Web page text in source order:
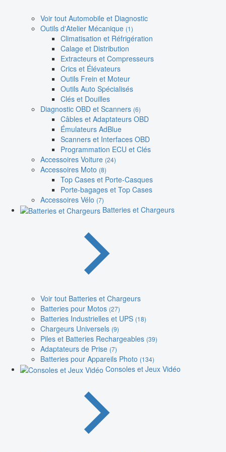
Voir tout Automobile et Diagnostic
Outils d'Atelier Mécanique (1)
Climatisation et Réfrigération
Calage et Distribution
Extracteurs et Compresseurs
Crics et Élévateurs
Outils Frein et Moteur
Outils Auto Spécialisés
Clés et Douilles
Diagnostic OBD et Scanners (6)
Câbles et Adaptateurs OBD
Émulateurs AdBlue
Scanners et Interfaces OBD
Programmation ECU et Clés
Accessoires Voiture (24)
Accessoires Moto (8)
Top Cases et Porte-Casques
Porte-bagages et Top Cases
Accessoires Vélo (7)
Batteries et Chargeurs
Voir tout Batteries et Chargeurs
Batteries pour Motos (27)
Batteries Industrielles et UPS (18)
Chargeurs Universels (9)
Piles et Batteries Rechargeables (39)
Adaptateurs de Prise (7)
Batteries pour Appareils Photo (134)
Consoles et Jeux Vidéo